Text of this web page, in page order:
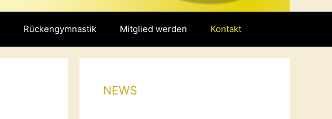
Rückengymnastik Mitglied werden Kontakt
NEWS